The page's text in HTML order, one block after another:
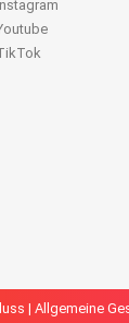
| Allgemeine